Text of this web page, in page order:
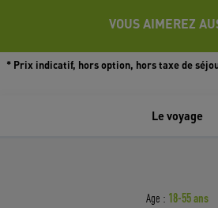
VOUS AIMEREZ
* Prix indicatif, hors option, hors taxe de
Le voyage
Age : 18-55 ans